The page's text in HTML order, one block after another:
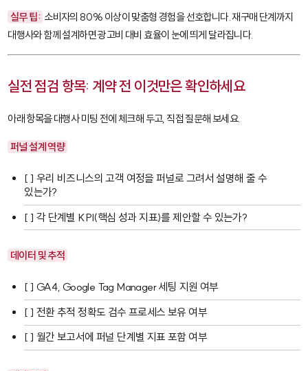
실무 팁: 소비자의 80% 이상이 맞춤형 경험을 선호합니다. 재구매 단계까지
대행사와 함께 설계하면 광고비 대비 효율이 눈에 띄게 달라집니다.
실전 점검 항목: 계약 전 이것만은 확인하세요
아래 항목을 대행사 미팅 전에 체크해 두고, 직접 질문해 보세요.
퍼널 설계 역량
[ ] 우리 비즈니스의 고객 여정을 퍼널로 그려서 설명해 줄 수
있는가?
[ ] 각 단계별 KPI(핵심 성과 지표)를 제안할 수 있는가?
데이터 및 추적
[ ] GA4, Google Tag Manager세팅 지원 여부
[ ] 전환 추적 정확도 검수 프로세스 보유 여부
[ ] 월간 보고서에 퍼널 단계별 지표 포함 여부